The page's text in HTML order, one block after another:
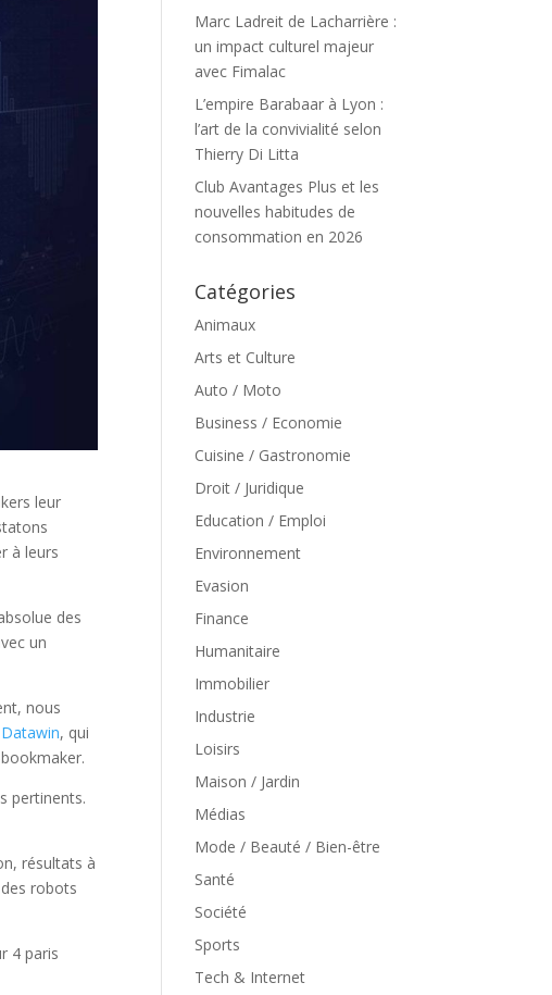
leur
à leurs
des
un
nous
Datawin, qui
pertinents.
résultats à
robots
4 paris
Marc Ladreit de Lacharrière :
un impact culturel majeur
avec Fimalac
L’empire Barabaar à Lyon :
l’art de la convivialité selon
Thierry Di Litta
Club Avantages Plus et les
nouvelles habitudes de
consommation en 2026
Catégories
Animaux
Arts et Culture
Auto / Moto
Business / Economie
Cuisine / Gastronomie
Droit / Juridique
Education / Emploi
Environnement
Evasion
Finance
Humanitaire
Immobilier
Industrie
Loisirs
Maison / Jardin
Médias
Mode / Beauté / Bien-être
Santé
Société
Sports
Tech & Internet